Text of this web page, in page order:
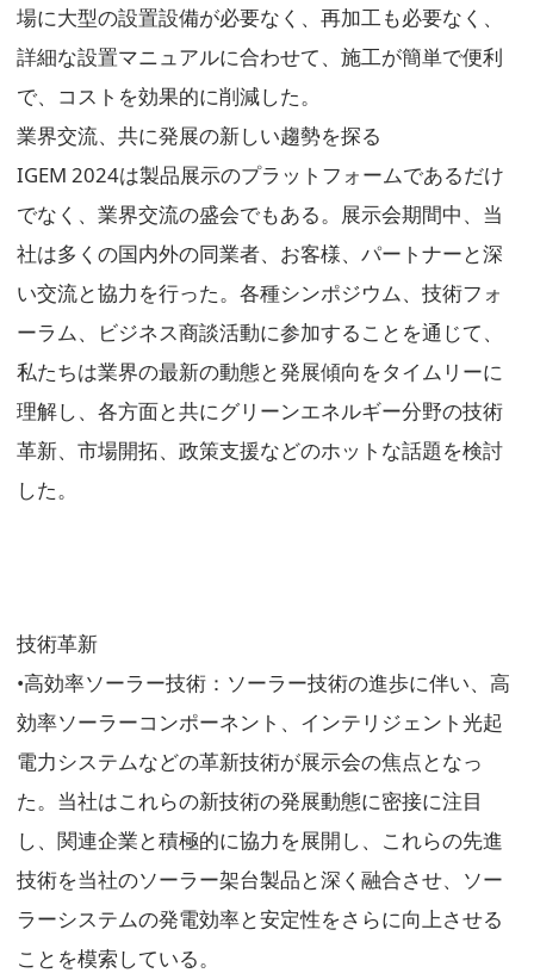
場に大型の設置設備が必要なく、再加工も必要なく、
詳細な設置マニュアルに合わせて、施工が簡単で便利
で、コストを効果的に削減した。
業界交流、共に発展の新しい趨勢を探る
IGEM 2024は製品展示のプラットフォームであるだけ
でなく、業界交流の盛会でもある。展示会期間中、当
社は多くの国内外の同業者、お客様、パートナーと深
い交流と協力を行った。各種シンポジウム、技術フォ
ーラム、ビジネス商談活動に参加することを通じて、
私たちは業界の最新の動態と発展傾向をタイムリーに
理解し、各方面と共にグリーンエネルギー分野の技術
革新、市場開拓、政策支援などのホットな話題を検討
した。
技術革新
•高効率ソーラー技術：ソーラー技術の進歩に伴い、高
効率ソーラーコンポーネント、インテリジェント光起
電力システムなどの革新技術が展示会の焦点となっ
た。当社はこれらの新技術の発展動態に密接に注目
し、関連企業と積極的に協力を展開し、これらの先進
技術を当社のソーラー架台製品と深く融合させ、ソー
ラーシステムの発電効率と安定性をさらに向上させる
ことを模索している。